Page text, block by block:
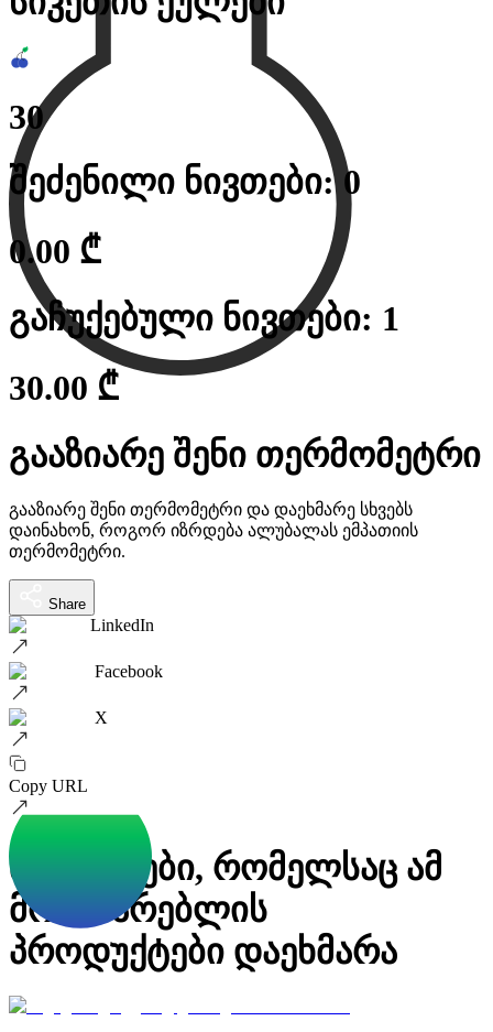
30
შეძენილი ნივთები: 0
0.00 ₾
გაჩუქებული ნივთები: 1
30.00 ₾
გააზიარე შენი თერმომეტრი
გააზიარე შენი თერმომეტრი და დაეხმარე სხვებს
დაინახონ, როგორ იზრდება ალუბალას ემპათიის
თერმომეტრი.
Share
LinkedIn
Facebook
X
Copy URL
პროექტები, რომელსაც ამ
მომხმარებლის
პროდუქტები დაეხმარა